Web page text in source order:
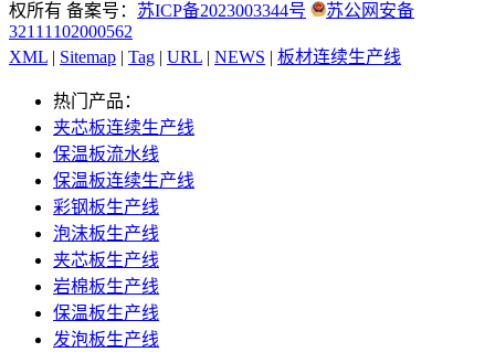
权所有 备案号： 苏ICP备2023003344号
苏公网安备
32111102000562
XML | Sitemap | Tag | URL | NEWS | 板材连续生产线
热门产品：
夹芯板连续生产线
保温板流水线
保温板连续生产线
彩钢板生产线
泡沫板生产线
夹芯板生产线
岩棉板生产线
保温板生产线
发泡板生产线